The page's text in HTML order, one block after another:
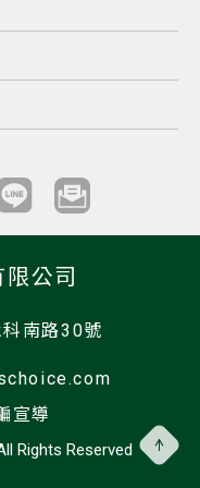
公司
南路30號
宣導
Rights Reserved